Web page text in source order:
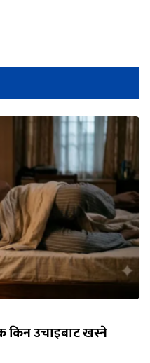
किन उचाइबाट खस्ने